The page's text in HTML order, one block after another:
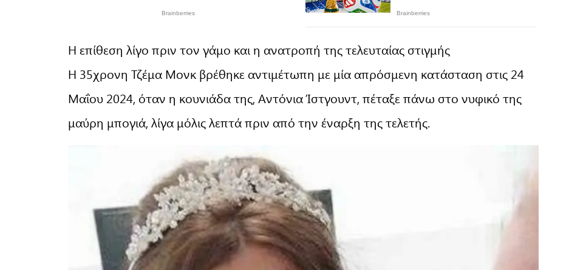
Η επίθεση λίγο πριν τον γάμο και η ανατροπή της τελευταίας στιγμής
Η 35χρονη Τζέμα Μονκ βρέθηκε αντιμέτωπη με μία απρόσμενη κατάσταση στις 24
Μαΐου 2024, όταν η κουνιάδα της, Αντόνια Ίστγουντ, πέταξε πάνω στο νυφικό της
μαύρη μπογιά, λίγα μόλις λεπτά πριν από την έναρξη της τελετής.